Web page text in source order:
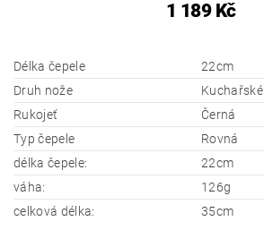
1 189 Kč
Délka čepele
22cm
Druh nože
Kuchařské
Rukojeť
Černá
Typ čepele
Rovná
délka čepele:
22cm
váha:
126g
celková délka:
35cm